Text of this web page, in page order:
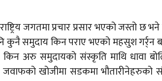
जगतमा प्रचार प्रसार भएको जस्तो छ
समुदाय किन पराए भएको महसुश गर्र्न
अरु समुदायको संस्कृति माथि धावा
खोजीमा सडकमा भौतारीनेहरुको